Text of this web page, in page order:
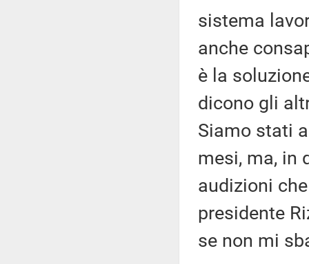
sistema
anche
è la
dicono gli
Siamo stati
mesi, ma, in
audizioni
presidente
se non mi